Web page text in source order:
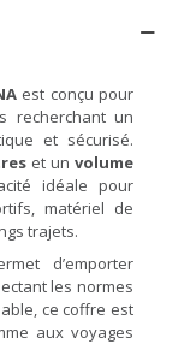
est conçu pour
recherchant un
et sécurisé.
et unvolume
idéale pour
matériel de
trajets.
d’emporter
les normes
ce coffre est
aux voyages